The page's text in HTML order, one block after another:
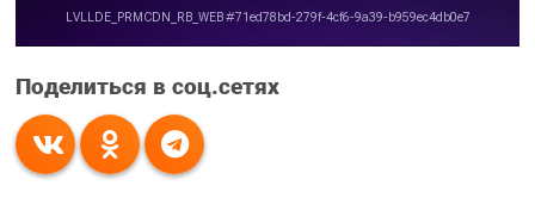
Поделиться в соц.сетях